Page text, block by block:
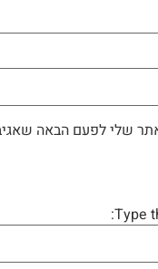
שלי לפעם הבאה
Type